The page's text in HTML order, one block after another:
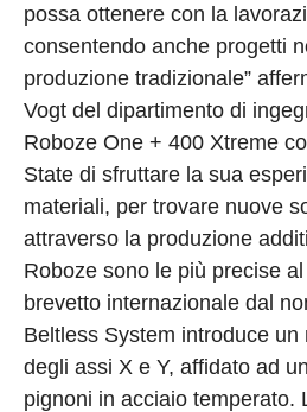
possa ottenere con la
consentendo anche progetti
produzione tradizionale”
Vogt del dipartimento di
Roboze One + 400 Xtreme
State di sfruttare la sua
materiali, per trovare nuove
attraverso la produzione
Roboze sono le più precise
brevetto internazionale dal
Beltless System introduce
degli assi X e Y, affidato ad
pignoni in acciaio temperato.